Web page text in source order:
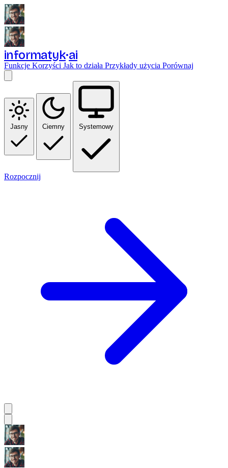
informatyk ai
Funkcje Korzyści Jak to działa Przykłady użycia Porównaj
Jasny Ciemny Systemowy
Rozpocznij